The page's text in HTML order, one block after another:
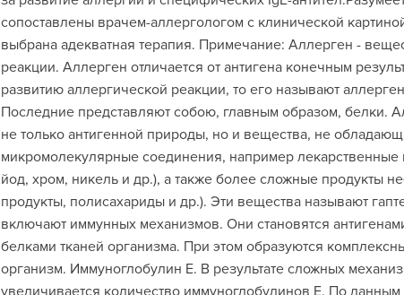
сопоставлены врачем-аллергологом с клинической
выбрана адекватная терапия. Примечание: Аллерген -
реакции. Аллерген отличается от антигена конечным
развитию аллергической реакции, то его называют
Последние представляют собою, главным образом, белки.
не только антигенной природы, но и вещества, не
микромолекулярные соединения, например
йод, хром, никель и др.), а также более сложные продукты
продукты, полисахариды и др.). Эти вещества называют
включают иммунных механизмов. Они становятся
белками тканей организма. При этом образуются
организм. Иммуноглобулин E. В результате сложных
увеличивается количество иммуноглобулинов E. По